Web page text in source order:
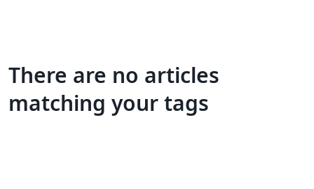
There are no articles
matching your tags